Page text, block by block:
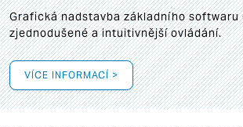
Grafickánadstavba základního softwaru
zjednodušené a intuitivnější ovládání.
VÍCE INFORMACÍ >